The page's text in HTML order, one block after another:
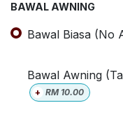
BAWAL AWNING
Bawal Biasa (No
Bawal Awning
+ RM 10.00